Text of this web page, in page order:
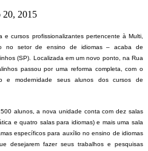
2015
cursos profissionalizantes pertencente à Multi,
no setor de ensino de idiomas – acaba de
(SP). Localizada em um novo ponto, na Rua
passou por uma reforma completa, com o
e modernidade seus alunos dos cursos de
alunos, a nova unidade conta com dez salas
e quatro salas para idiomas) e mais uma sala
específicos para auxílio no ensino de idiomas
desejarem fazer seus trabalhos e pesquisas